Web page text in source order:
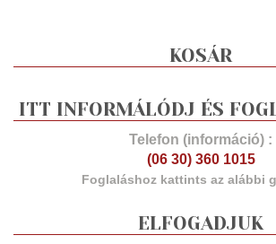
KOSÁR
ITT INFORMÁLÓDJ ÉS
Telefon (információ) :
(06 30) 360 1015
Foglaláshoz kattints az alábbi
ELFOGADJUK